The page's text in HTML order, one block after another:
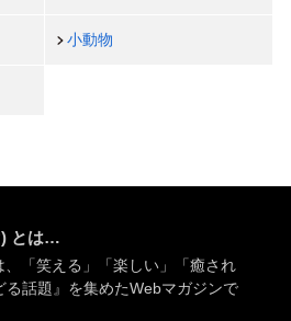
小動物
) とは…
「笑える」「楽しい」「癒され
る話題』を集めたWebマガジンで